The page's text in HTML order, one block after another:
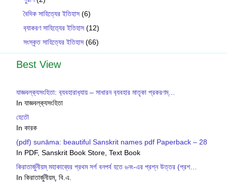
বৈদিক সাহিত্যের ইতিহাস (6)
ব‍্যাকরণ সাহিত‍্যের ইতিহাস (12)
সংস্কৃত সাহিত্যের ইতিহাস (66)
Best View
যাজ্ঞবল্ক‍্যসংহিতা: ব‍্যবহারাধ‍্যায় – সাধারন ব‍্যবহার মাতৃকা প্রকরণম্…
In যাজ্ঞবল্ক‍্যসংহিতা
হেতৌ
In কারক
(pdf) sunāma: beautiful Sanskrit names pdf Paperback – 28
In PDF, Sanskrit Book Store, Text Book
কিরাতার্জুনীয়ম্ মহাকাব্যের প্রথম সর্গ বনপর্ব হতে ৬নং-এর প্রশ্ন উত্তর (প্রশ…
In কিরাতার্জুনীয়ম্, বি.এ.